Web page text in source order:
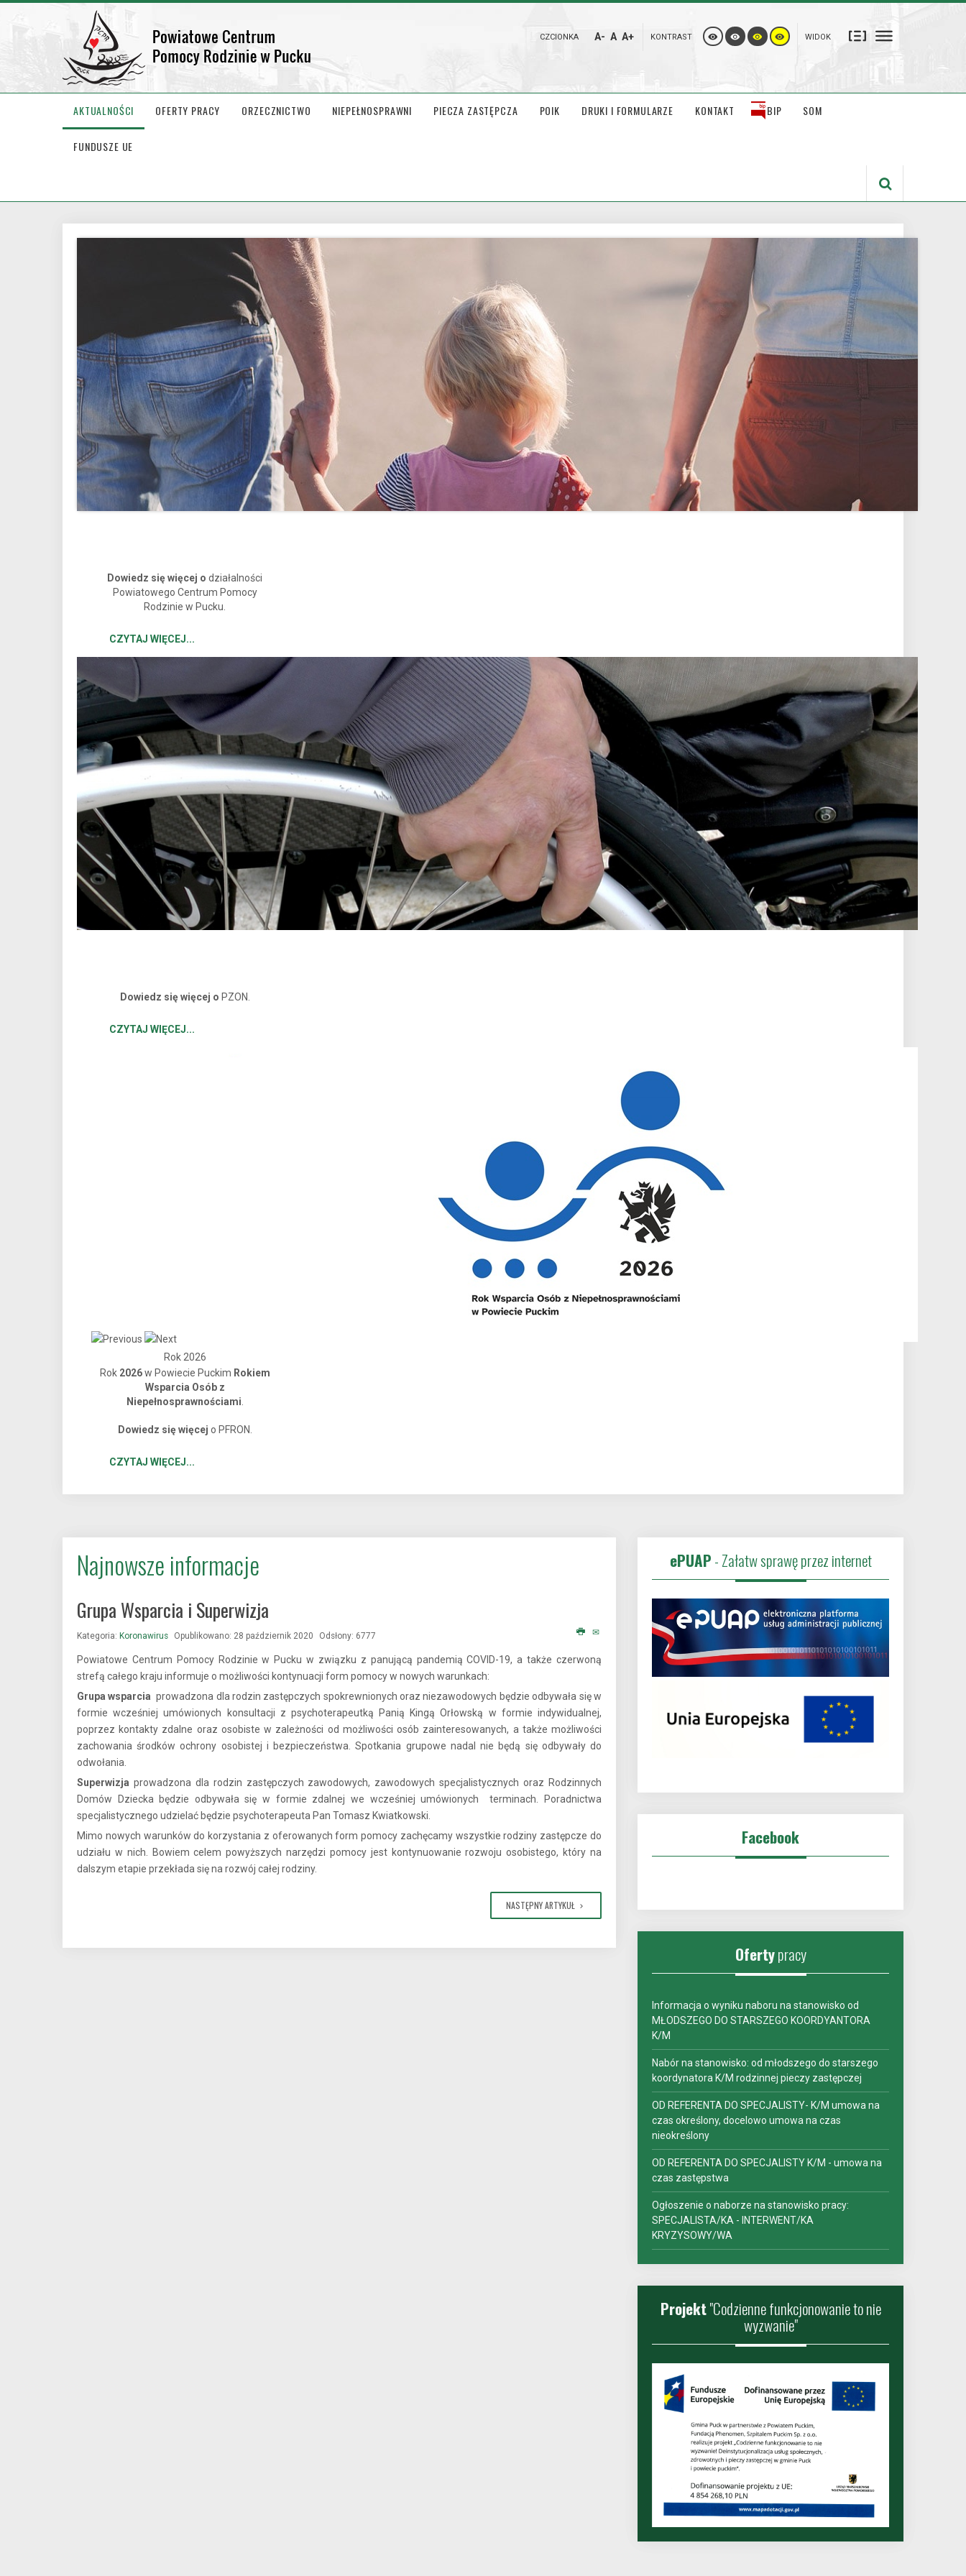
CZCIONKA A- A A+ KONTRAST WIDOK
AKTUALNOŚCI OFERTY PRACY ORZECZNICTWO NIEPEŁNOSPRAWNI PIECZA ZASTĘPCZA POIK DRUKI I FORMULARZE KONTAKT BIP SOM
FUNDUSZE UE
Dowiedz się więcej o działalności
Powiatowego Centrum Pomocy
Rodzinie w Pucku.
CZYTAJ WIĘCEJ...
Dowiedz się więcej o PZON.
CZYTAJ WIĘCEJ...
Państwowy Fundusz
Rehabilitacji Osób
Niepełnosprawnych
Dowiedz się więcej o PFRON.
CZYTAJ WIĘCEJ...
Rok 2026
Rok 2026w Powiecie Puckim Rokiem
Wsparcia Osób z
Niepełnosprawnościami
Najnowsze informacje
Grupa Wsparcia i Superwizja
Kategoria: Koronawirus Opublikowano: 28 październik 2020 Odsłony: 6777
Powiatowe Centrum Pomocy Rodzinie w Pucku w związku z panującą pandemią COVID-19, a także czerwoną
strefą całego kraju informuje o możliwości kontynuacji form pomocy w nowych warunkach:
Grupa wsparcia prowadzona dla rodzin zastępczych spokrewnionych oraz niezawodowych będzie odbywała się w
formie wcześniej umówionych konsultacji z psychoterapeutką Panią Kingą Orłowską w formie indywidualnej,
poprzez kontakty zdalne oraz osobiste w zależności od możliwości osób zainteresowanych, a także możliwości
zachowania środków ochrony osobistej i bezpieczeństwa. Spotkania grupowe nadal nie będą się odbywały do
odwołania.
Superwizja prowadzona dla rodzin zastępczych zawodowych, zawodowych specjalistycznych oraz Rodzinnych
Domów Dziecka będzie odbywała się w formie zdalnej we wcześniej umówionych terminach. Poradnictwa
specjalistycznego udzielać będzie psychoterapeuta Pan Tomasz Kwiatkowski.
Mimo nowych warunków do korzystania z oferowanych form pomocy zachęcamy wszystkie rodziny zastępcze do
udziału w nich. Bowiem celem powyższych narzędzi pomocy jest kontynuowanie rozwoju osobistego, który na
dalszym etapie przekłada się na rozwój całej rodziny.
NASTĘPNY ARTYKUŁ
ePUAP- Załatw sprawę przez internet
Facebook
Ofertypracy
Informacja o wyniku naboru na stanowisko od
MŁODSZEGO DO STARSZEGO KOORDYANTORA
K/M
Nabór na stanowisko: od młodszego do starszego
koordynatora K/M rodzinnej pieczy zastępczej
OD REFERENTA DO SPECJALISTY- K/M umowa na
czas określony, docelowo umowa na czas
nieokreślony
OD REFERENTA DO SPECJALISTY K/M - umowa na
czas zastępstwa
Ogłoszenie o naborze na stanowisko pracy:
SPECJALISTA/KA - INTERWENT/KA
KRYZYSOWY/WA
Projekt"Codzienne funkcjonowanie to nie
wyzwanie"